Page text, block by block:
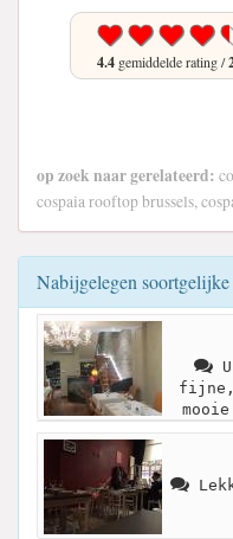
4.4 gemiddelde rating /
op zoek naar gerelateerd:
cospaia rooftop brussels,
Nabijgelegen
fijne,